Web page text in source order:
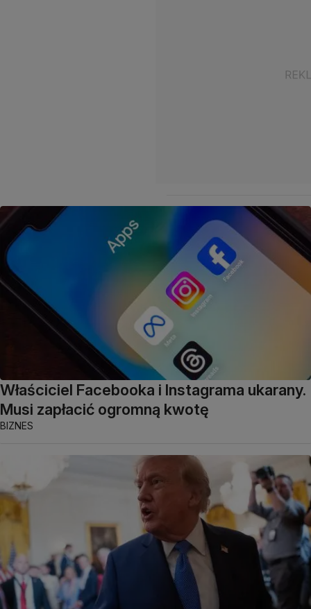
Właściciel Facebooka i Instagrama ukarany.
Musi zapłacić ogromną kwotę
BIZNES